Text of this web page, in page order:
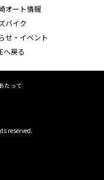
オート情報
バイク
せ・イベント
へ戻る
たって
reserved.